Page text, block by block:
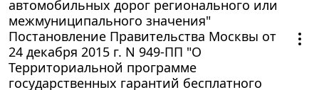
автомобильных дорог регионального или
межмуниципального значения"
Постановление Правительства Москвы от
24 декабря 2015 г. N 949-ПП "О
Территориальной программе
государственных гарантий бесплатного